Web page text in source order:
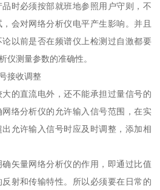
时必须按部就班地参照用户守则，不
会对网络分析仪电平产生影响。并且
以前是否在频谱仪上检测过自激都要
仪测量参数的准确性。
接收调整
的直流电外，还不能承担过量信号的
络分析仪的允许输入信号范围，在实
允许输入信号时应及时调整，添加相
矢量网络分析仪的作用，即通过比值
射和传输特性。所以必须要在日常的